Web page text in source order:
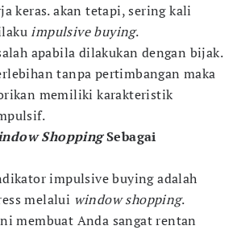
keras. akan tetapi, sering kali
impulsive buying.
apabila dilakukan dengan bijak.
tanpa pertimbangan maka
memiliki karakteristik
ShoppingSebagai
impulsive buying adalah
melalui window shopping.
membuat Anda sangat rentan